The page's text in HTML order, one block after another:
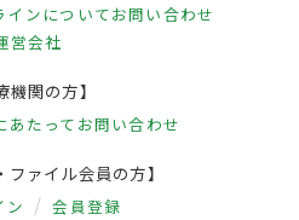
インについてお問い合わせ
営会社
機関の方】
あたって お問い合わせ
ファイル会員の方】
ン 会員登録